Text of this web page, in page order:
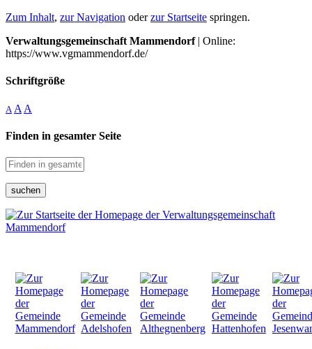
Zum Inhalt, zur Navigation oderzur Startseite springen.
Verwaltungsgemeinschaft Mammendorf| Online:
https://www.vgmammendorf.de/
Schriftgröße
A A A
Finden in gesamter Seite
suchen